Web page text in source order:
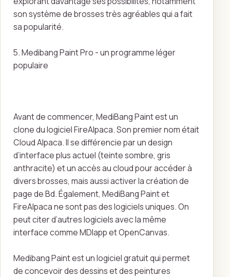
son système de brosses très agréables qui a fait
sa popularité.
5. Medibang Paint Pro - un programme léger
populaire
Avant de commencer, MediBang Paint est un
clone du logiciel FireAlpaca. Son premier nom était
Cloud Alpaca. Il se différencie par un design
d’interface plus actuel (teinte sombre, gris
anthracite) et un accès au cloud pour accéder à
divers brosses, mais aussi activer la création de
page de Bd. Également, MediBang Paint et
FireAlpaca ne sont pas des logiciels uniques. On
peut citer d’autres logiciels avec la même
interface comme MDIapp et OpenCanvas.
Medibang Paint est un logiciel gratuit qui permet
de concevoir des dessins et des peintures